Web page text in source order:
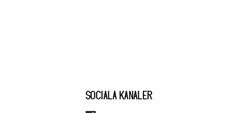
SOCIALA KANALER